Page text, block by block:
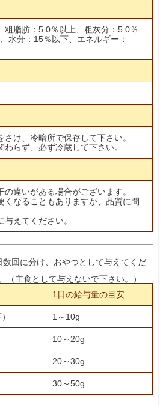
粗脂肪：5.0％以上、粗灰分：5.0％
水分：15％以下、エネルギー：
け、冷暗所で保存して下さい。
らず、必ず冷蔵して下さい。
違いがある場合がございます。
くなることもありますが、品質に問
えてください。
回に分け、おやつとして与えてくだ
（主食として与えないで下さい。）
1日の給与量の目安
1～10g
10～20g
20～30g
30～50g